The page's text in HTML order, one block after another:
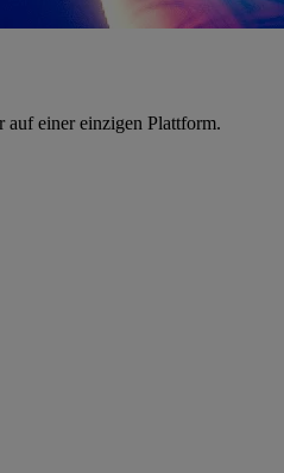
auf einer einzigen Plattform.